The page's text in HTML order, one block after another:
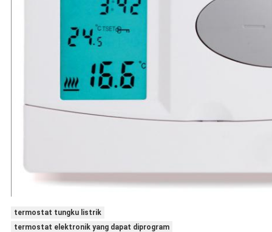
termostat tungku listrik
termostat elektronik yang dapat diprogram